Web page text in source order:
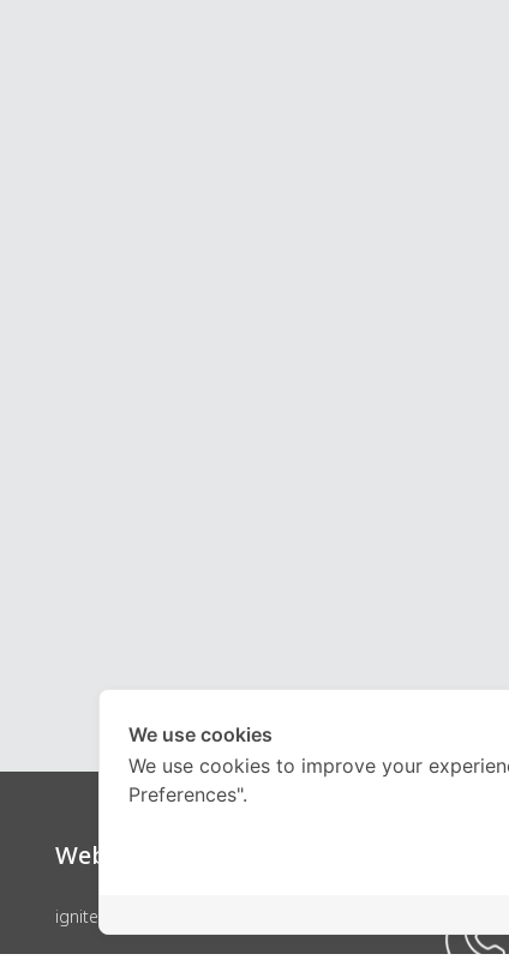
Website
ignite by OnDemand
We use cookies
We use cookies to improve your
Preferences".